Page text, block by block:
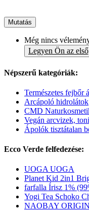
Mutatás
Még nincs
Legyen Ön az
Népszerű kategóriák:
Természetes fejbőr
Arcápoló hidrolátok
CMD
Vegán arcvizek,
Ápolók tisztátalan
Ecco Verde felfedezése:
UOGA UOGA
Planet Kid 2in1
farfalla Írisz 1%
Yogi Tea Schoko
NAOBAY ORIGIN